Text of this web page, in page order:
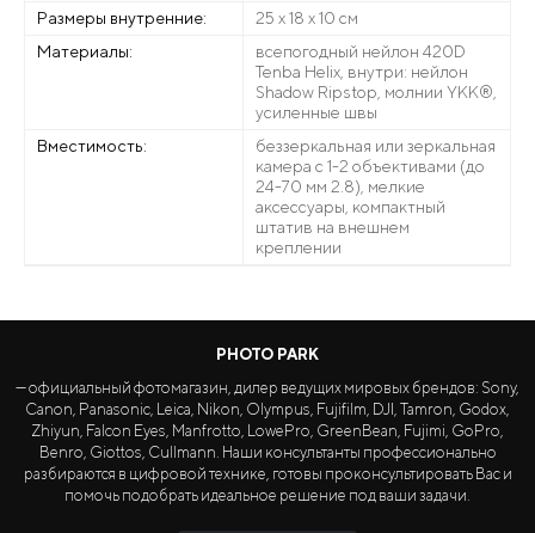
Размеры внутренние:
25 х 18 х 10 см
Материалы:
всепогодный нейлон 420D
Tenba Helix, внутри: нейлон
Shadow Ripstop, молнии YKK®,
усиленные швы
Вместимость:
беззеркальная или зеркальная
камера с 1-2 объективами (до
24-70 мм 2.8), мелкие
аксессуары, компактный
штатив на внешнем
креплении
PHOTO PARK
— официальный фотомагазин, дилер ведущих мировых брендов: Sony,
Canon, Panasonic, Leica, Nikon, Olympus, Fujifilm, DJI, Tamron, Godox,
Zhiyun, Falcon Eyes, Manfrotto, LowePro, GreenBean, Fujimi, GoPro,
Benro, Giottos, Cullmann. Наши консультанты профессионально
разбираются в цифровой технике, готовы проконсультировать Вас и
помочь подобрать идеальное решение под ваши задачи.